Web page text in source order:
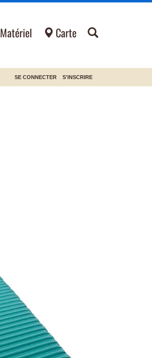
Matériel Carte
SE CONNECTER S'INSCRIRE